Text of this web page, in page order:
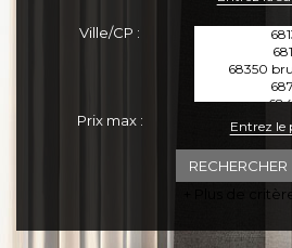
Ville/CP :
Prix max :
+ Plus de